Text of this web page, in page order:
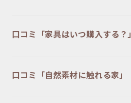
口コミ「家具はいつ購入する？」
口コミ「自然素材に触れる家」